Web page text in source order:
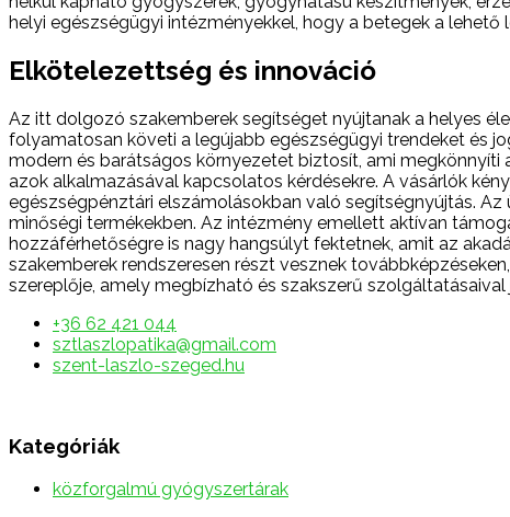
helyi egészségügyi intézményekkel, hogy a betegek a
Elkötelezettség és innováció
Az itt dolgozó szakemberek segítséget nyújtanak a helyes
folyamatosan követi a legújabb egészségügyi trendeket és
modern és barátságos környezetet biztosít, ami
azok alkalmazásával kapcsolatos kérdésekre. A vásárlók
egészségpénztári elszámolásokban való segítségnyújtás.
minőségi termékekben. Az intézmény emellett aktívan
hozzáférhetőségre is nagy hangsúlyt fektetnek, amit az
szakemberek rendszeresen részt vesznek
szereplője, amely megbízható és szakszerű
+36 62 421 044
sztlaszlopatika@gmail.com
szent-laszlo-szeged.hu
Kategóriák
közforgalmú gyógyszertárak